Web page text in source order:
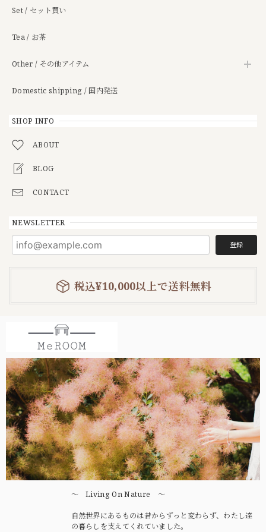
Set / セット買い
Tea / お茶
Other / その他アイテム
Domestic shipping / 国内発送
SHOP INFO
ABOUT
BLOG
CONTACT
NEWSLETTER
登録
税込¥10,000以上で送料無料
〜 Living On Nature 〜
自然世界にあるものは昔からずっと変わらず、わたし達
の暮らしを支えてくれていました。